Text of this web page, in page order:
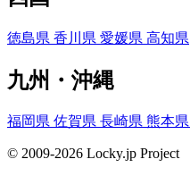
徳島県 香川県 愛媛県 高知県
九州・沖縄
福岡県 佐賀県 長崎県 熊本県
© 2009-2026 Locky.jp Project